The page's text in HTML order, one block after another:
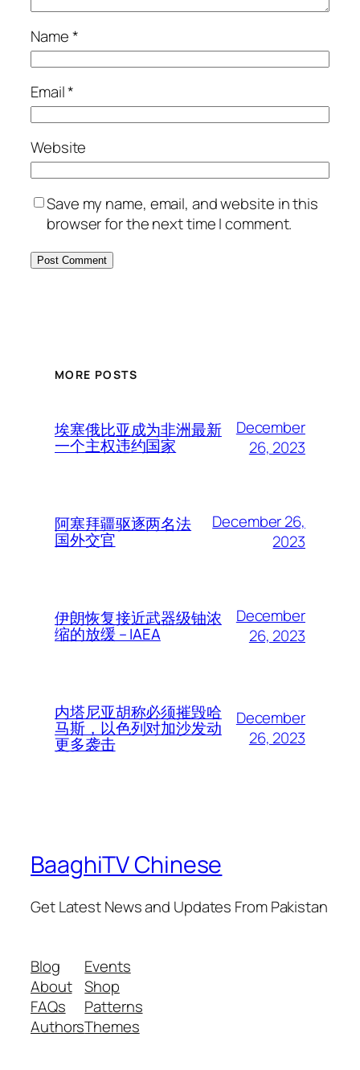
Name*
Email*
Website
Save my name, email, and website in this
browser for the next time I comment.
MORE POSTS
埃塞俄比亚成为非洲最新
一个主权违约国家
December
26, 2023
阿塞拜疆驱逐两名法
国外交官
December 26,
2023
伊朗恢复接近武器级铀浓
缩的放缓 – IAEA
December
26, 2023
内塔尼亚胡称必须摧毁哈
马斯，以色列对加沙发动
更多袭击
December
26, 2023
BaaghiTV Chinese
Get Latest News and Updates From Pakistan
Blog
About
FAQs
Authors
Events
Shop
Patterns
Themes